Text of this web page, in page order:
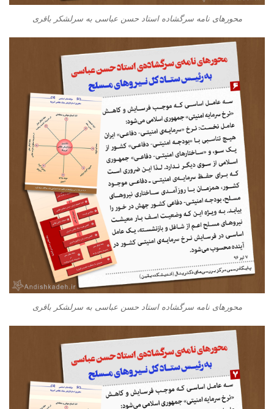
محورهای نامه سرگشاده استاد حسن عباسی به سرلشکر باقری
محورهای نامه سرگشاده استاد حسن عباسی به سرلشکر باقری